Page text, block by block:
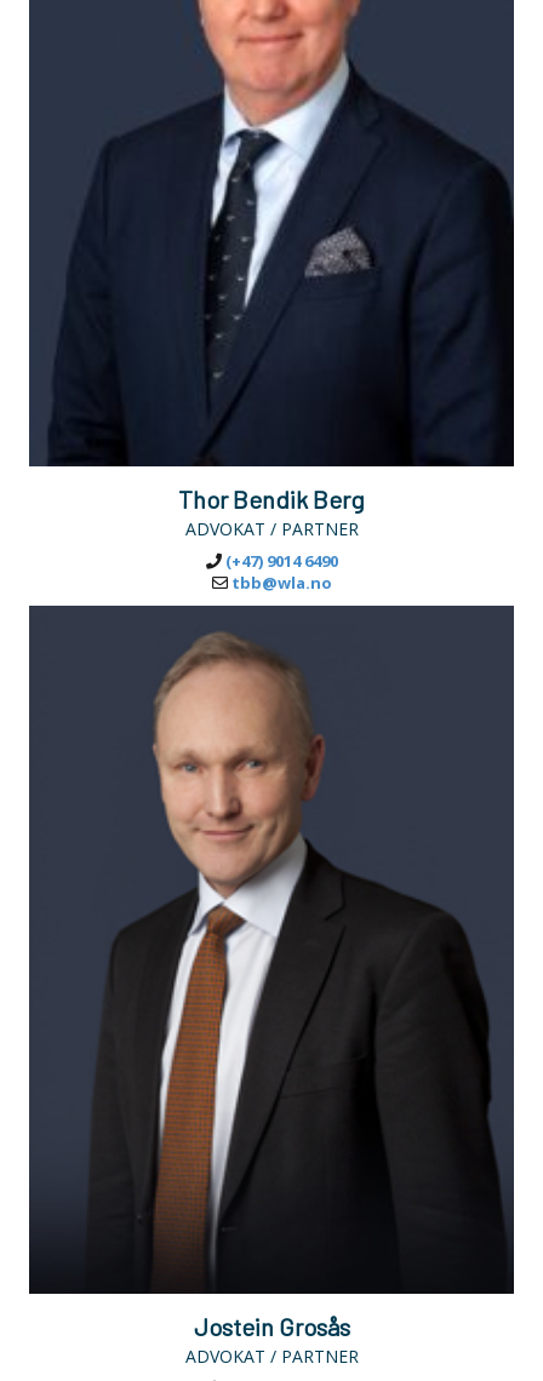
Thor Bendik Berg
ADVOKAT / PARTNER
(+47) 9014 6490
tbb@wla.no
Jostein Grosås
ADVOKAT / PARTNER